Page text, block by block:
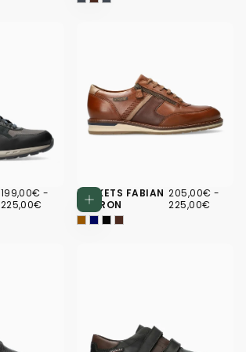
Choisissez des options
199,00€
PRIX
MINIMUM
199,00€ -
MAXIMUM
225,00€ Choisissez
BASKETS FABIAN
MARRON
205,00€
PRIX
MINIMUM
205,00€ -
225,00€